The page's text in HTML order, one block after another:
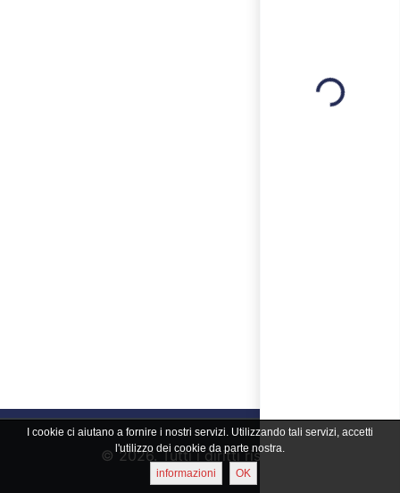
Loading...
© 2026. Tutti i diritti riservati
I cookie ci aiutano a fornire i nostri servizi. Utilizzando tali servizi, accetti
l'utilizzo dei cookie da parte nostra.
informazioni
OK